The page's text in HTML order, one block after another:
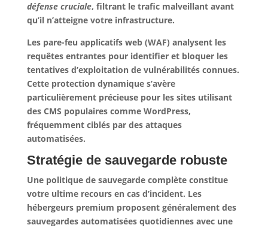
défense cruciale, filtrant le trafic malveillant avant
qu’il n’atteigne votre infrastructure.
Les pare-feu applicatifs web (WAF) analysent les
requêtes entrantes pour identifier et bloquer les
tentatives d’exploitation de vulnérabilités connues.
Cette protection dynamique s’avère
particulièrement précieuse pour les sites utilisant
des CMS populaires comme WordPress,
fréquemment ciblés par des attaques
automatisées.
Stratégie de sauvegarde robuste
Une politique de sauvegarde complète constitue
votre ultime recours en cas d’incident. Les
hébergeurs premium proposent généralement des
sauvegardes automatisées quotidiennes avec une